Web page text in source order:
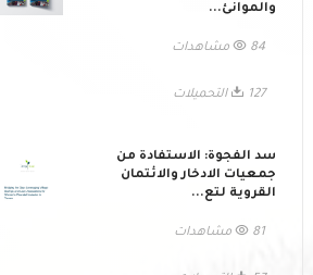
والموانئ...
84 مشاهدات
127 التحميلات
سد الفجوة: الاستفادة من
جمعيات الادخار والائتمان
القروية لتع...
81 مشاهدات